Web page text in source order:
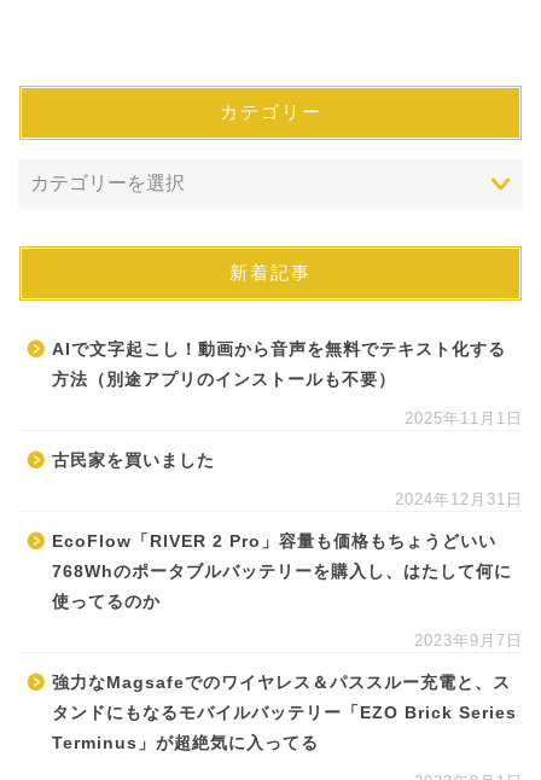
カテゴリー
新着記事
AIで文字起こし！動画から音声を無料でテキスト化する
方法（別途アプリのインストールも不要）
2025年11月1日
古民家を買いました
2024年12月31日
EcoFlow「RIVER 2 Pro」容量も価格もちょうどいい
768Whのポータブルバッテリーを購入し、はたして何に
使ってるのか
2023年9月7日
強力なMagsafeでのワイヤレス＆パススルー充電と、ス
タンドにもなるモバイルバッテリー「EZO Brick Series
Terminus」が超絶気に入ってる